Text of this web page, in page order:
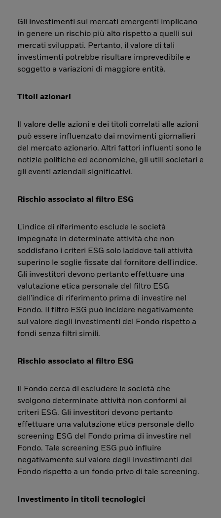
Gli investimenti sui mercati emergenti implicano
in genere un rischio più alto rispetto a quelli sui
mercati sviluppati. Pertanto, il valore di tali
investimenti potrebbe risultare imprevedibile e
soggetto a variazioni di maggiore entità.
Titoli azionari
Il valore delle azioni e dei titoli correlati alle azioni
può essere influenzato dai movimenti giornalieri
del mercato azionario. Altri fattori influenti sono le
notizie politiche ed economiche, gli utili societari e
gli eventi aziendali significativi.
Rischio associato al filtro ESG
L'indice di riferimento esclude le società
impegnate in determinate attività che non
soddisfano i criteri ESG solo laddove tali attività
superino le soglie fissate dal fornitore dell'indice.
Gli investitori devono pertanto effettuare una
valutazione etica personale del filtro ESG
dell'indice di riferimento prima di investire nel
Fondo. Il filtro ESG può incidere negativamente
sul valore degli investimenti del Fondo rispetto a
fondi senza filtri simili.
Rischio associato al filtro ESG
Il Fondo cerca di escludere le società che
svolgono determinate attività non conformi ai
criteri ESG. Gli investitori devono pertanto
effettuare una valutazione etica personale dello
screening ESG del Fondo prima di investire nel
Fondo. Tale screening ESG può influire
negativamente sul valore degli investimenti del
Fondo rispetto a un fondo privo di tale screening.
Investimento in titoli tecnologici